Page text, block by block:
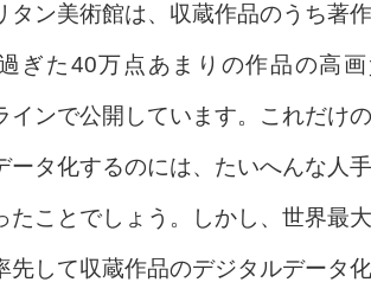
タン美術館は、収蔵作品のうち著
ぎた40万点あまりの作品の高
インで公開しています。これだけ
ータ化するのには、たいへんな人
たことでしょう。しかし、世界最
先して収蔵作品のデジタルデータ